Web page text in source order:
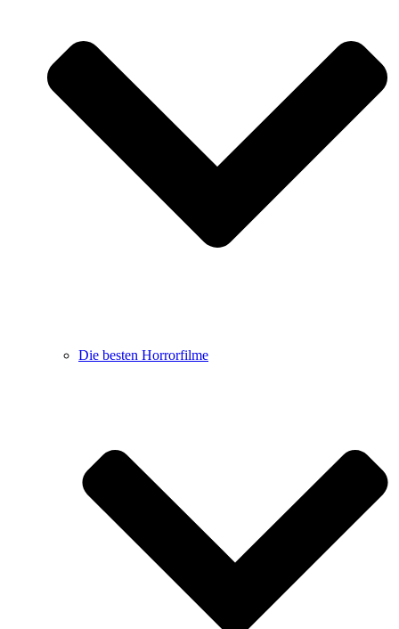
Die besten Horrorfilme